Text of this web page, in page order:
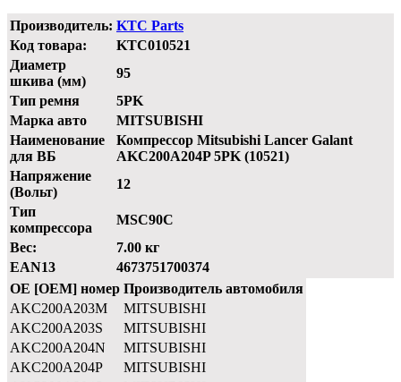
Производитель: KTC Parts
Код товара:
KTC010521
Диаметр
шкива (мм)
95
Тип ремня
5PK
Марка авто
MITSUBISHI
Наименование
для ВБ
Компрессор Mitsubishi Lancer Galant
AKC200A204P 5PK (10521)
Напряжение
(Вольт)
12
Тип
компрессора
MSC90C
Вес:
7.00 кг
EAN13
4673751700374
OE [OEM] номер Производитель автомобиля
AKC200A203M
MITSUBISHI
AKC200A203S
MITSUBISHI
AKC200A204N
MITSUBISHI
AKC200A204P
MITSUBISHI